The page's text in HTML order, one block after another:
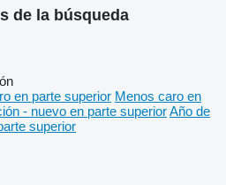
de la búsqueda
en parte superior Menos caro en
- nuevo en parte superiorAño de
superior